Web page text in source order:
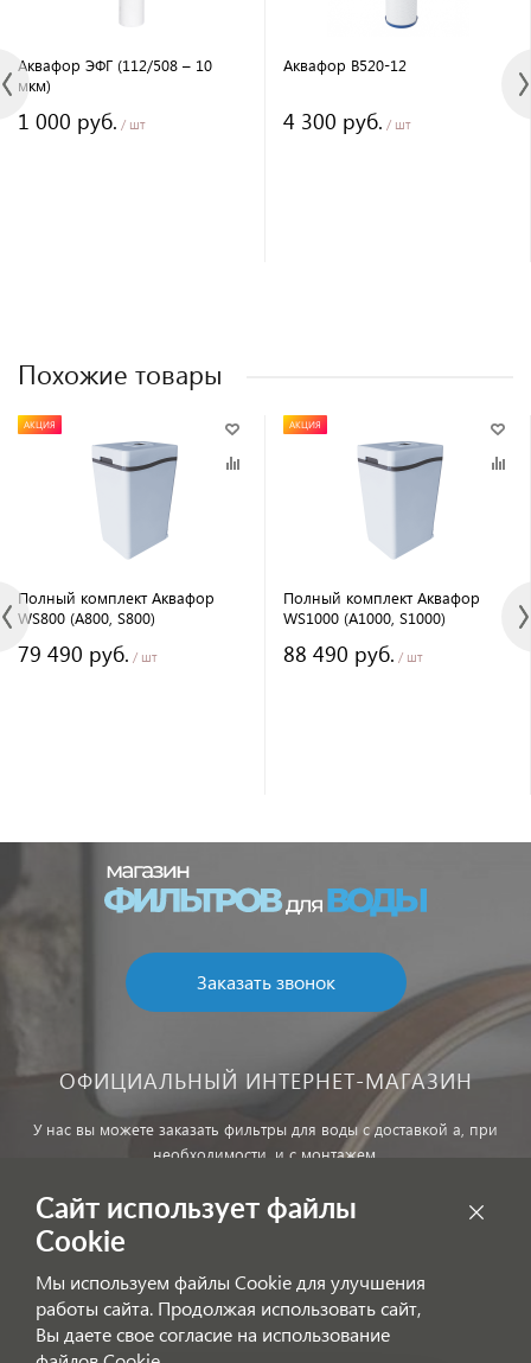
Аквафор ЭФГ (112/508 – 10
мкм)
1 000 руб. / шт
Аквафор B520-12
4 300 руб. / шт
Похожие товары
АКЦИЯ
Полный комплект Аквафор
WS800 (А800, S800)
79 490 руб. / шт
АКЦИЯ
Полный комплект Аквафор
WS1000 (А1000, S1000)
88 490 руб. / шт
Заказать звонок
ОФИЦИАЛЬНЫЙ ИНТЕРНЕТ-МАГАЗИН
У нас вы можете заказать фильтры для воды с доставкой а, при
необходимости, и с монтажем.
офертой!
Согласие на получение информационных рассылок
Сайт использует файлы
Cookie
Мы используем файлы Cookie для улучшения
работы сайта. Продолжая использовать сайт,
Вы даете свое согласие на использование